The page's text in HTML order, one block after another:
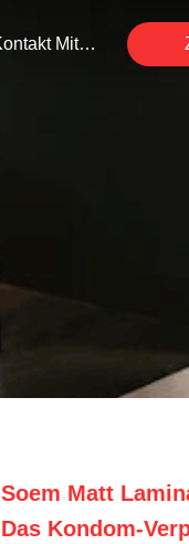
Kontakt Mit Uns
Soem Matt
Das Kondom-